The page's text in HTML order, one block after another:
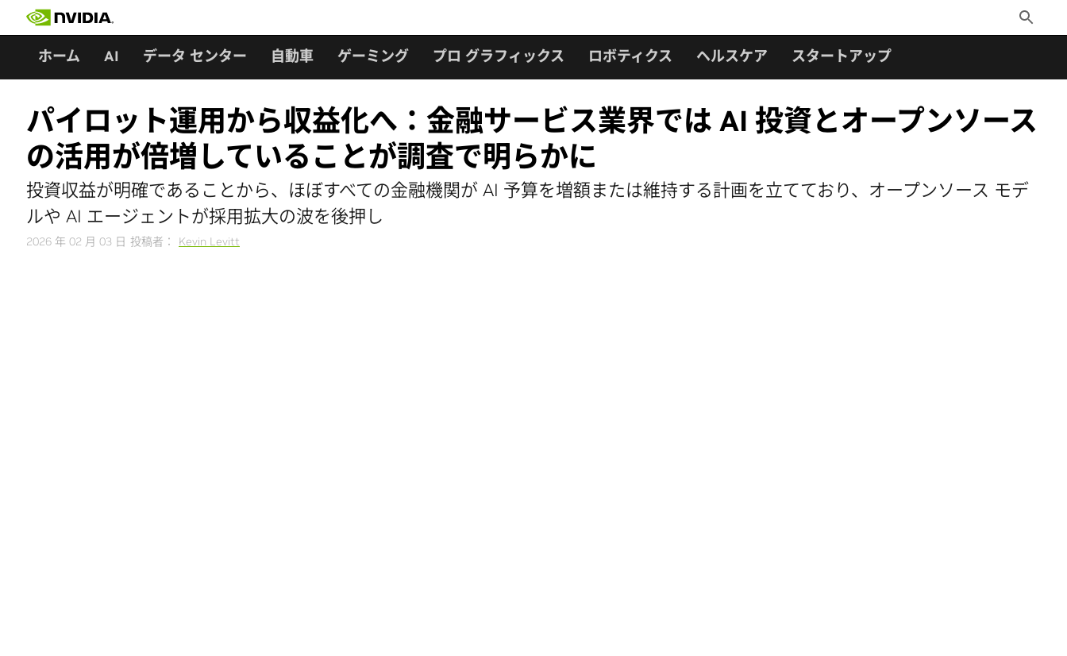
Toggle
Search
ホーム AI データ センター 自動車 ゲーミング プロ グラフィックス ロボティクス ヘルスケア スタートアップ
パイロット運用から収益化へ：金融サービス業界では AI 投資とオープンソース
の活用が倍増していることが調査で明らかに
投資収益が明確であることから、ほぼすべての金融機関が AI 予算を増額または維持する計画を立てており、オープンソース モデ
ルや AI エージェントが採用拡大の波を後押し
2026 年 02 月 03 日 投稿者： Kevin Levitt